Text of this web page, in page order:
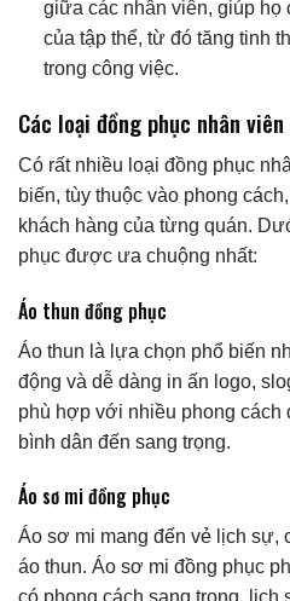
giữa các nhân viên, giúp họ
của tập thể, từ đó tăng tinh
trong công việc.
Các loại đồng phục nhân
Có rất nhiều loại đồng phục
biến, tùy thuộc vào phong
khách hàng của từng quán.
phục được ưa chuộng nhất:
Áo thun đồng phục
Áo thun là lựa chọn phổ biến
động và dễ dàng in ấn logo,
phù hợp với nhiều phong cách
bình dân đến sang trọng.
Áo sơ mi đồng phục
Áo sơ mi mang đến vẻ lịch sự,
áo thun. Áo sơ mi đồng phục